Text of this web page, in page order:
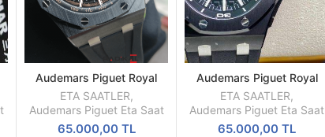
SEPETE
EKLE
Audemars Piguet Royal
Oak Offshore Novelty
Siyah Kadran ETA
ETA SAATLER,
Audemars Piguet Eta Saat
65.000,00 TL
SEPETE
EKLE
Audemars Piguet Royal
Oak Offshore Diver
15707CE Ceramic Kasa
Siyah Turuncu
ETA SAATLER,
Audemars Piguet Eta Saat
65.000,00TL